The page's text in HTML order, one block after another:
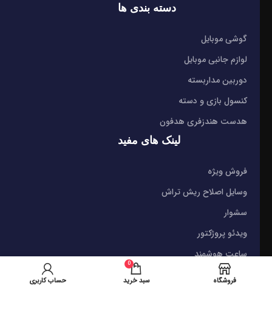
دسته بندی ها
گوشی موبایل
لوازم جانبی موبایل
دوربین مداربسته
کنسول بازی و دسته
هدست هندزفری هدفون
لینک های مفید
فروش ویژه
وسایل اصلاح ریش تراش
سشوار
ویدئو پروژکتور
ساعت هوشمند
نماد های اعتماد
فروشگاه
0
سبد خرید حساب کاربری